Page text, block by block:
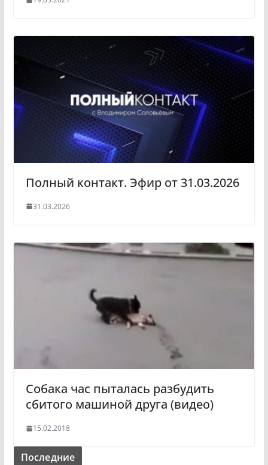
Полный контакт. Эфир от 31.03.2026
31.03.2026
Собака час пыталась разбудить
сбитого машиной друга (видео)
15.02.2018
Последние